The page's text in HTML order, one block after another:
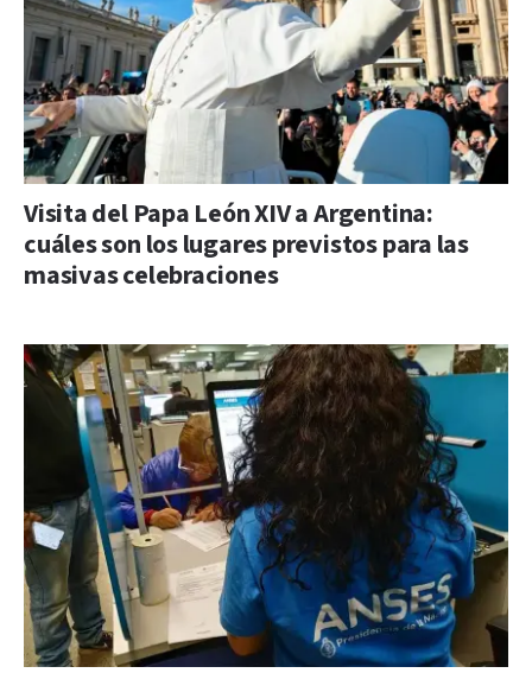
Visita del Papa León XIV a Argentina:
cuáles son los lugares previstos para las
masivas celebraciones